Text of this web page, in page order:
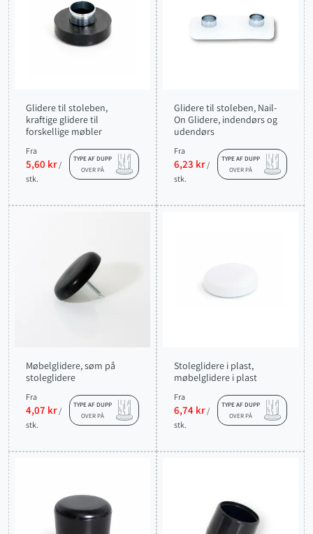
Glidere til stoleben,
kraftige glidere til
forskellige møbler
Fra
5,60 kr /
stk.
TYPE AF DUPP
OVER PÅ
Glidere til stoleben, Nail-
On Glidere, indendørs og
udendørs
Fra
6,23 kr /
stk.
TYPE AF DUPP
OVER PÅ
Møbelglidere, søm på
stoleglidere
Fra
4,07 kr /
stk.
TYPE AF DUPP
OVER PÅ
Stoleglidere i plast,
møbelglidere i plast
Fra
6,74 kr /
stk.
TYPE AF DUPP
OVER PÅ